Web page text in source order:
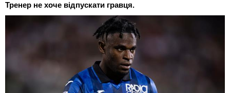
Тренер не хоче відпускати гравця.